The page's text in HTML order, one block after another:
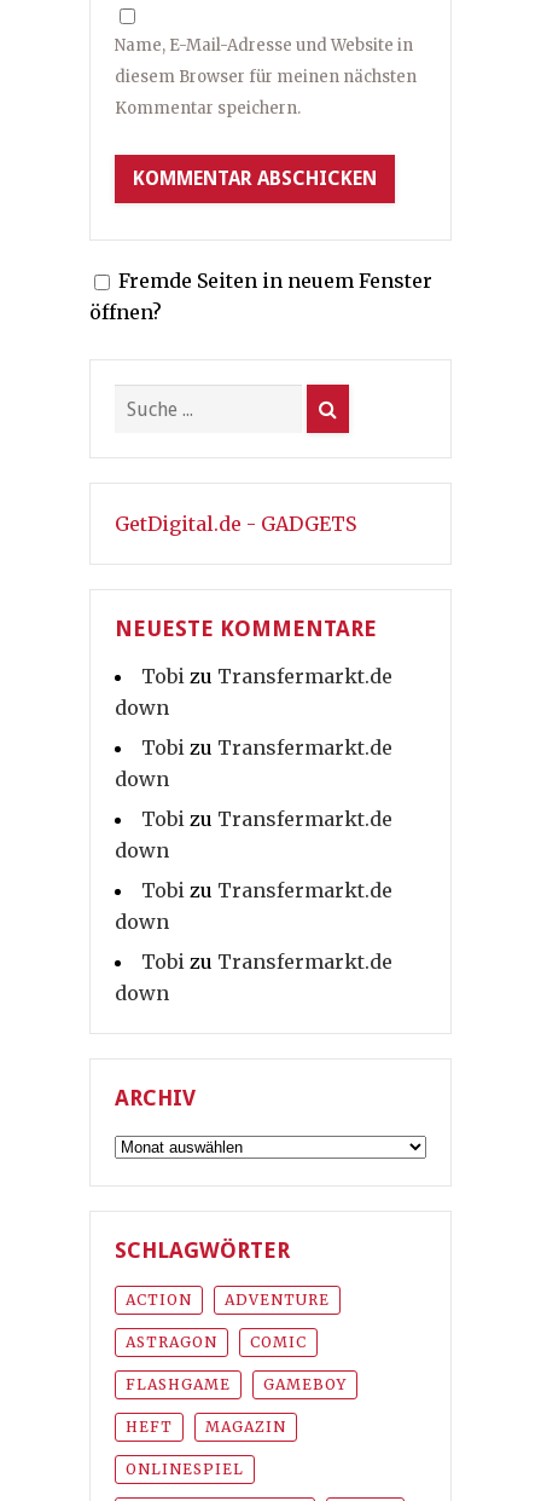
Name, E-Mail-Adresse und Website in
diesem Browser für meinen nächsten
Kommentar speichern.
Fremde Seiten in neuem Fenster
öffnen?
GetDigital.de - GADGETS
NEUESTE KOMMENTARE
Tobi zu Transfermarkt.de
down
Tobi zu Transfermarkt.de
down
Tobi zu Transfermarkt.de
down
Tobi zu Transfermarkt.de
down
Tobi zu Transfermarkt.de
down
ARCHIV
Archiv
SCHLAGWÖRTER
ACTION ADVENTURE
ASTRAGON COMIC
FLASHGAME GAMEBOY
HEFT MAGAZIN
ONLINESPIEL